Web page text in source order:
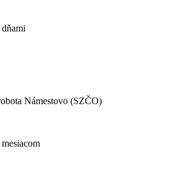
Námestovo (SZČO)